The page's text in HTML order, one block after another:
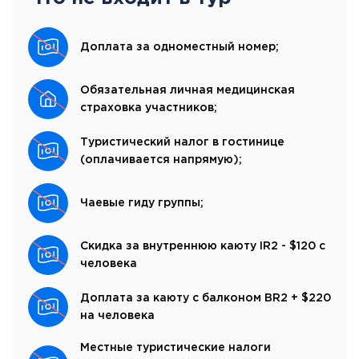
Доплата за одноместный номер;
Обязательная личная медицинская
страховка участников;
Туристический налог в гостинице
(оплачивается напрямую);
Чаевые гиду группы;
Скидка за внутреннюю каюту IR2 - $120 с
человека
Доплата за каюту с балконом BR2 + $220
на человека
Местные туристические налоги